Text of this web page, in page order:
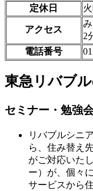
定休日
アクセス
2
電話番号
東急リバブ
セミナー・勉強
リバブルシニ
ら、住み替え
がご対応いた
ー）が、個々
サービスから